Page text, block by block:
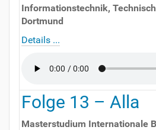
Informationstechnik,
Dortmund
Details ...
Folge 13 – Alla
Masterstudium Internationale